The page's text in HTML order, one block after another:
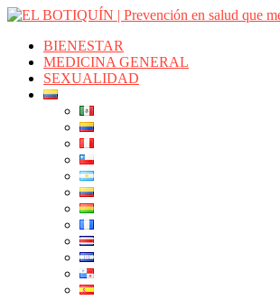
BIENESTAR
MEDICINA GENERAL
SEXUALIDAD